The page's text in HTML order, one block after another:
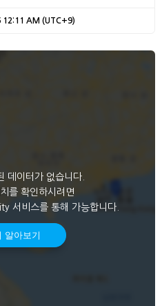
12:11 AM (UTC+9)
데이터가 없습니다.
를 확인하시려면
서비스를 통해 가능합니다.
알아보기